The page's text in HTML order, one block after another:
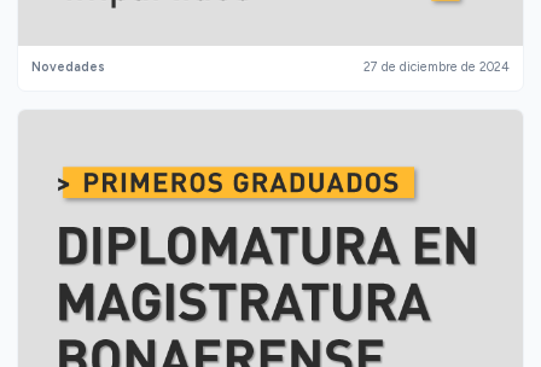
Novedades 27 de diciembre de 2024